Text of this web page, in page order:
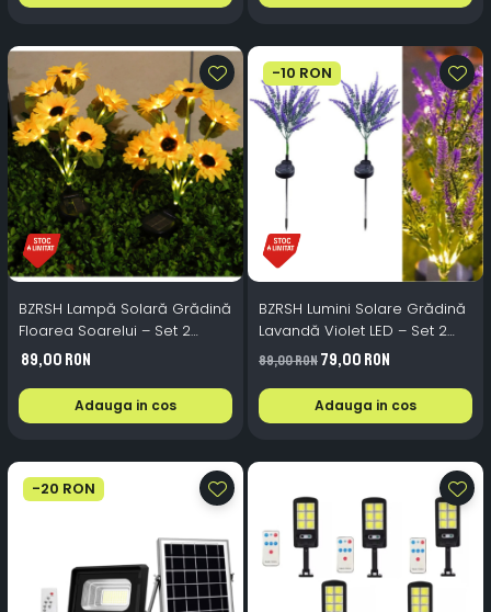
BZRSH Lampă Solară Grădină
Floarea Soarelui – Set 2
Bucăți, 6 Capete LED Alb
Cald, 130 lm, 3W, IP65, Pornire
Automată
89,00 RON
Adauga in cos
-10 RON
BZRSH Lumini Solare Grădină
Lavandă Violet LED – Set 2
Bucăți x 7 Crengi, 135 lm, IP65,
67 cm, Pornire Automată
89,00 RON79,00 RON
Adauga in cos
-20 RON